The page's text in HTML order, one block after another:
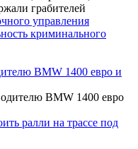
управления
криминального
BMW 1400 евро и
ралли на трассе под